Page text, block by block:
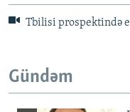
Tbilisi prospektində
Gündəm